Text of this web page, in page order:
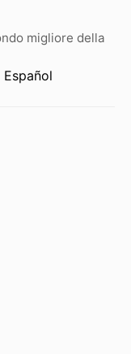
migliore della
Español